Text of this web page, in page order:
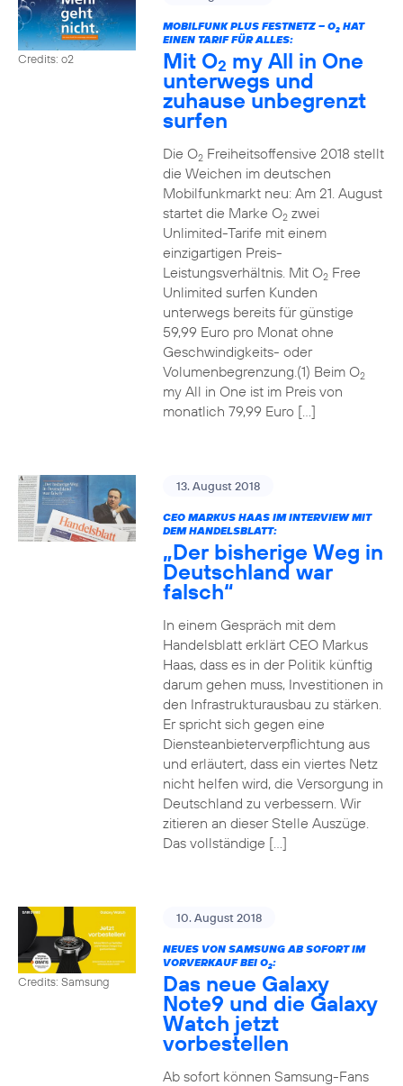
Credits: o2
MOBILFUNK PLUS FESTNETZ – O2HAT
EINEN TARIF FÜR ALLES:
Mit O2 my All in One
unterwegs und
zuhause unbegrenzt
surfen
Die O2Freiheitsoffensive 2018 stellt
die Weichen im deutschen
Mobilfunkmarkt neu: Am 21. August
startet die Marke O2zwei
Unlimited-Tarife mit einem
einzigartigen Preis-
Leistungsverhältnis. Mit O2Free
Unlimited surfen Kunden
unterwegs bereits für günstige
59,99 Euro pro Monat ohne
Geschwindigkeits- oder
Volumenbegrenzung.(1) Beim O2
my All in One ist im Preis von
monatlich 79,99 Euro […]
13. August 2018
CEO MARKUS HAAS IM INTERVIEW MIT
DEM HANDELSBLATT:
„Der bisherige Weg in
Deutschland war
falsch“
In einem Gespräch mit dem
Handelsblatt erklärt CEO Markus
Haas, dass es in der Politik künftig
darum gehen muss, Investitionen in
den Infrastrukturausbau zu stärken.
Er spricht sich gegen eine
Diensteanbieterverpflichtung aus
und erläutert, dass ein viertes Netz
nicht helfen wird, die Versorgung in
Deutschland zu verbessern. Wir
zitieren an dieser Stelle Auszüge.
Das vollständige […]
Credits: Samsung
10. August 2018
NEUES VON SAMSUNG AB SOFORT IM
VORVERKAUF BEI O2:
Das neue Galaxy
Note9 und die Galaxy
Watch jetzt
vorbestellen
Ab sofort können Samsung-Fans